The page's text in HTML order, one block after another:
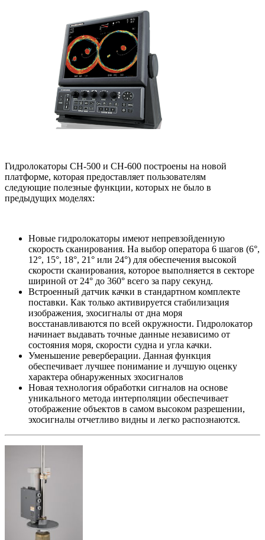
Гидролокаторы CH-500 и CH-600 построены на новой
платформе, которая предоставляет пользователям
следующие полезные функции, которых не было в
предыдущих моделях:
Новые гидролокаторы имеют непревзойденную
скорость сканирования. На выбор оператора 6 шагов (6°,
12°, 15°, 18°, 21° или 24°) для обеспечения высокой
скорости сканирования, которое выполняется в секторе
шириной от 24° до 360° всего за пару секунд.
Встроенный датчик качки в стандартном комплекте
поставки. Как только активируется стабилизация
изображения, эхосигналы от дна моря
восстанавливаются по всей окружности. Гидролокатор
начинает выдавать точные данные независимо от
состояния моря, скорости судна и угла качки.
Уменьшение реверберации. Данная функция
обеспечивает лучшее понимание и лучшую оценку
характера обнаруженных эхосигналов
Новая технология обработки сигналов на основе
уникального метода интерполяции обеспечивает
отображение объектов в самом высоком разрешении,
эхосигналы отчетливо видны и легко распознаются.